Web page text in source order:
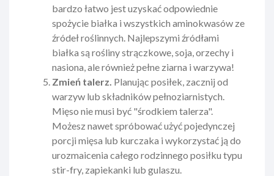
bardzo łatwo jest uzyskać odpowiednie
spożycie białka i wszystkich aminokwasów ze
źródeł roślinnych. Najlepszymi źródłami
białka są rośliny strączkowe, soja, orzechy i
nasiona, ale również pełne ziarna i warzywa!
Zmień talerz. Planując posiłek, zacznij od
warzyw lub składników pełnoziarnistych.
Mięso nie musi być "środkiem talerza".
Możesz nawet spróbować użyć pojedynczej
porcji mięsa lub kurczaka i wykorzystać ją do
urozmaicenia całego rodzinnego posiłku typu
stir-fry, zapiekanki lub gulaszu.